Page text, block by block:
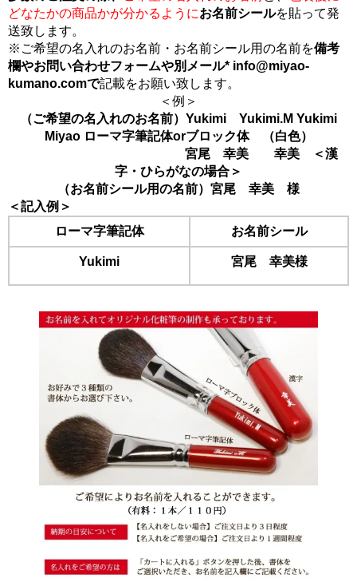
どなたかの商品かが分かるようにお名前シールを貼って発
送致します。
※ご希望の名入れのお名前・お名前シール用の名前を備考
欄やお問い合わせフォームや別メール* info@miyao-
kumano.comで記載をお願い致します。
＜例＞
（ご希望の名入れのお名前）Yukimi Yukimi.M Yukimi
Miyao ローマ字筆記体orブロック体 （白色）
宮尾 幸美 幸美 ＜漢
字・ひらがなの場合＞
（お名前シール用の名前）宮尾 幸美 様
＜記入例＞
ローマ字筆記体
お名前シール
Yukimi 宮尾 幸美様